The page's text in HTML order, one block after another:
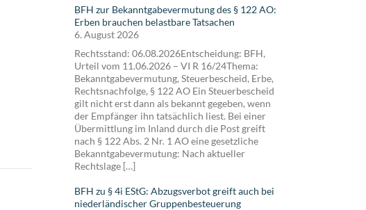
BFH zur Bekanntgabevermutung des § 122 AO:
Erben brauchen belastbare Tatsachen
6. August 2026
Rechtsstand: 06.08.2026Entscheidung: BFH,
Urteil vom 11.06.2026 – VI R 16/24Thema:
Bekanntgabevermutung, Steuerbescheid, Erbe,
Rechtsnachfolge, § 122 AO Ein Steuerbescheid
gilt nicht erst dann als bekannt gegeben, wenn
der Empfänger ihn tatsächlich liest. Bei einer
Übermittlung im Inland durch die Post greift
nach § 122 Abs. 2 Nr. 1 AO eine gesetzliche
Bekanntgabevermutung: Nach aktueller
Rechtslage […]
BFH zu § 4i EStG: Abzugsverbot greift auch bei
niederländischer Gruppenbesteuerung